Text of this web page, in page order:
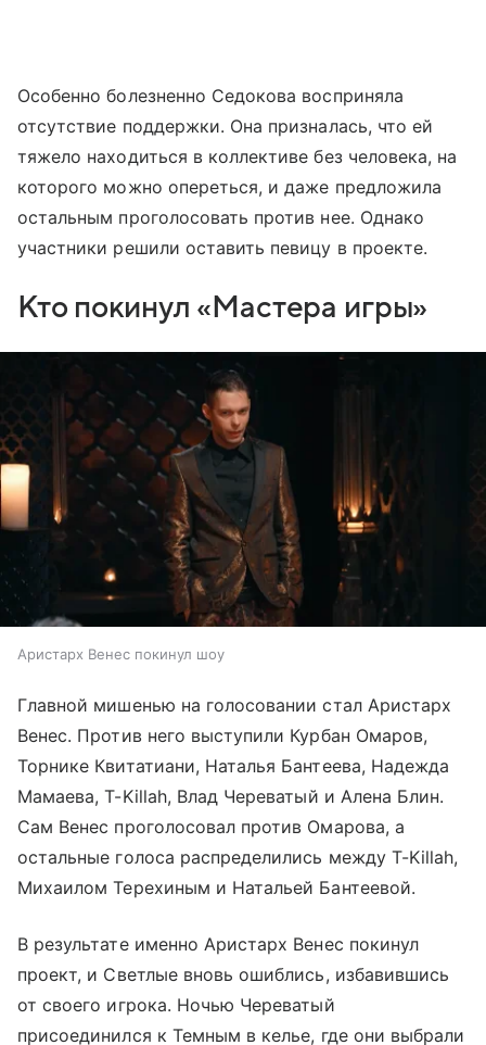
Особенно болезненно Седокова восприняла
отсутствие поддержки. Она призналась, что ей
тяжело находиться в коллективе без человека, на
которого можно опереться, и даже предложила
остальным проголосовать против нее. Однако
участники решили оставить певицу в проекте.
Кто покинул «Мастера игры»
Аристарх Венес покинул шоу
Главной мишенью на голосовании стал Аристарх
Венес. Против него выступили Курбан Омаров,
Торнике Квитатиани, Наталья Бантеева, Надежда
Мамаева, T-Killah, Влад Череватый и Алена Блин.
Сам Венес проголосовал против Омарова, а
остальные голоса распределились между T-Killah,
Михаилом Терехиным и Натальей Бантеевой.
В результате именно Аристарх Венес покинул
проект, и Светлые вновь ошиблись, избавившись
от своего игрока. Ночью Череватый
присоединился к Темным в келье, где они выбрали